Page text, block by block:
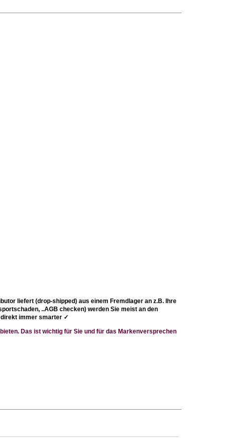
liefert (drop-shipped) aus einem Fremdlager an z.B. Ihre
..AGB checken) werden Sie meist an den
direkt immer smarter ✓
Das ist wichtig für Sie und für das Markenversprechen